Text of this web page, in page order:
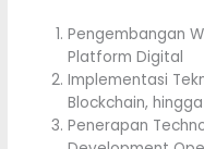
Pengembangan
Platform Digital
Implementasi
Blockchain,
Penerapan